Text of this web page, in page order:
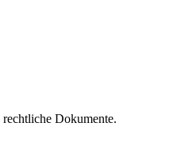
Dokumente.